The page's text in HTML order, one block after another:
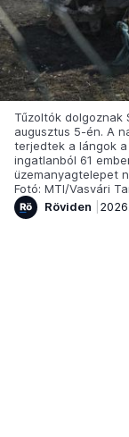
Tűzoltók dolgoznak
augusztus 5-én. A
terjedtek a lángok
ingatlanból 61
üzemanyagtelepet
Fotó: MTI/Vasvári
Röviden